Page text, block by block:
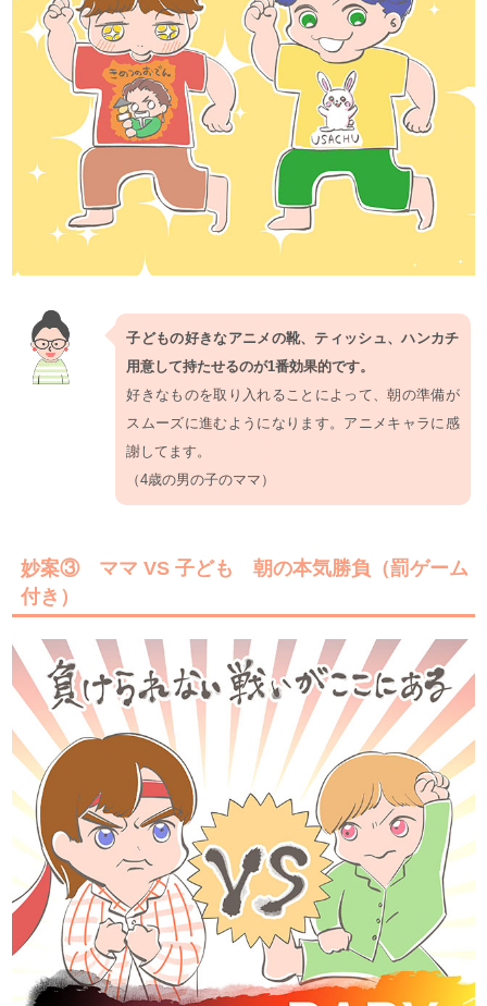
子どもの好きなアニメの靴、ティッシュ、ハンカチ
用意して持たせるのが1番効果的です。
好きなものを取り入れることによって、朝の準備が
スムーズに進むようになります。アニメキャラに感
謝してます。
（4歳の男の子のママ）
妙案③ ママ VS 子ども 朝の本気勝負（罰ゲーム
付き）